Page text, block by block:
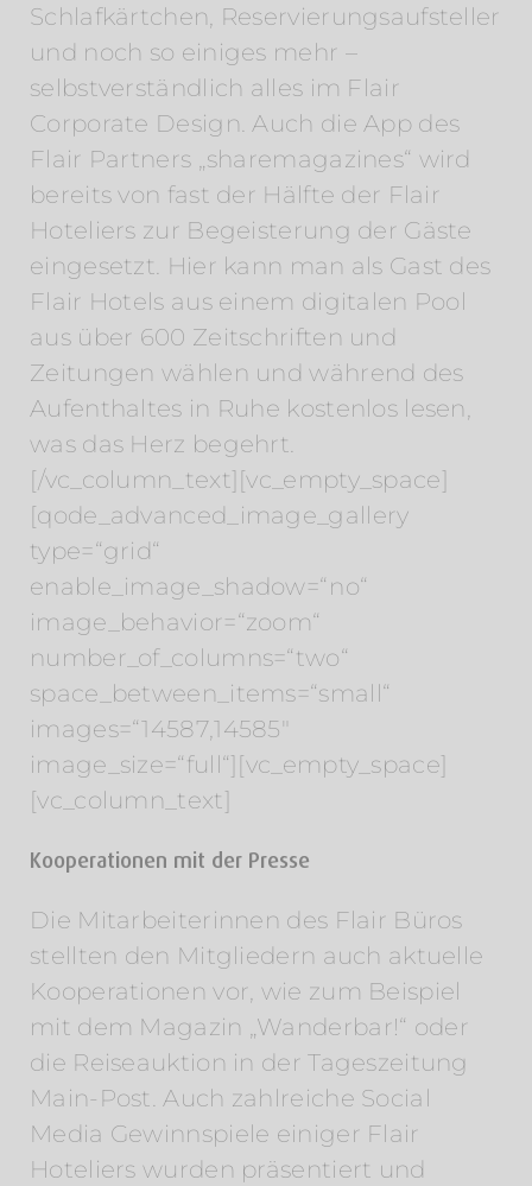
Schlafkärtchen, Reservierungsaufsteller
und noch so einiges mehr –
selbstverständlich alles im Flair
Corporate Design. Auch die App des
Flair Partners „sharemagazines“ wird
bereits von fast der Hälfte der Flair
Hoteliers zur Begeisterung der Gäste
eingesetzt. Hier kann man als Gast des
Flair Hotels aus einem digitalen Pool
aus über 600 Zeitschriften und
Zeitungen wählen und während des
Aufenthaltes in Ruhe kostenlos lesen,
was das Herz begehrt.
[/vc_column_text][vc_empty_space]
[qode_advanced_image_gallery
type=“grid“
enable_image_shadow=“no“
image_behavior=“zoom“
number_of_columns=“two“
space_between_items=“small“
images=“14587,14585″
image_size=“full“][vc_empty_space]
[vc_column_text]
Kooperationen mit der Presse
Die Mitarbeiterinnen des Flair Büros
stellten den Mitgliedern auch aktuelle
Kooperationen vor, wie zum Beispiel
mit dem Magazin „Wanderbar!“ oder
die Reiseauktion in der Tageszeitung
Main-Post. Auch zahlreiche Social
Media Gewinnspiele einiger Flair
Hoteliers wurden präsentiert und